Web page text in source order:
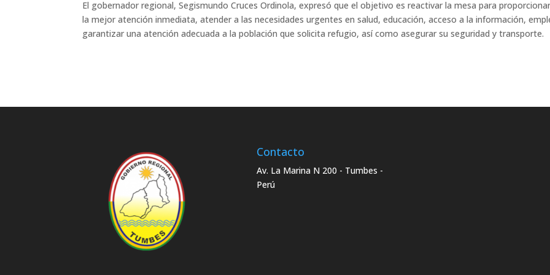
El gobernador regional, Segismundo Cruces Ordinola, expresó que el objetivo es reactivar la mesa para
la mejor atención inmediata, atender a las necesidades urgentes en salud, educación, acceso a la información,
garantizar una atención adecuada a la población que solicita refugio, así como asegurar su seguridad y transporte.
Contacto
Av. La Marina N 200 - Tumbes -
Perú